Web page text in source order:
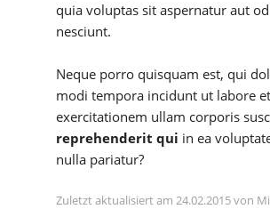
quia voluptas sit aspernatur aut
nesciunt.
Neque porro quisquam est, qui
modi tempora incidunt ut labore
exercitationem ullam corporis
reprehenderit qui in ea
nulla pariatur?
Zuletzt aktualisiert am 24.02.2015 von